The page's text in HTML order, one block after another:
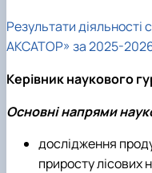
Результати діяльності
АКСАТОР» за 2025-
Керівник наукового
Основні напрями
дослідження
приросту лісових